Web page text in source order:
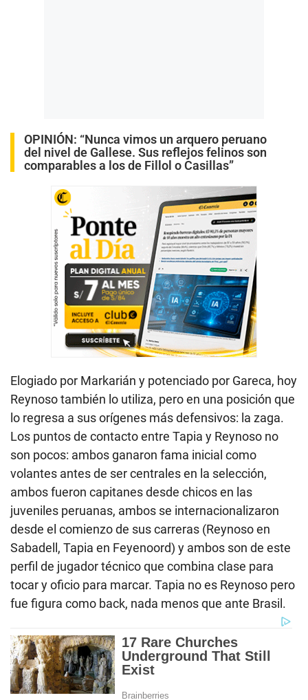
OPINIÓN: “Nunca vimos un arquero peruano
del nivel de Gallese. Sus reflejos felinos son
comparables a los de Fillol o Casillas”
Elogiado por Markarián y potenciado por Gareca, hoy
Reynoso también lo utiliza, pero en una posición que
lo regresa a sus orígenes más defensivos: la zaga.
Los puntos de contacto entre Tapia y Reynoso no
son pocos: ambos ganaron fama inicial como
volantes antes de ser centrales en la selección,
ambos fueron capitanes desde chicos en las
juveniles peruanas, ambos se internacionalizaron
desde el comienzo de sus carreras (Reynoso en
Sabadell, Tapia en Feyenoord) y ambos son de este
perfil de jugador técnico que combina clase para
tocar y oficio para marcar. Tapia no es Reynoso pero
fue figura como back, nada menos que ante Brasil.